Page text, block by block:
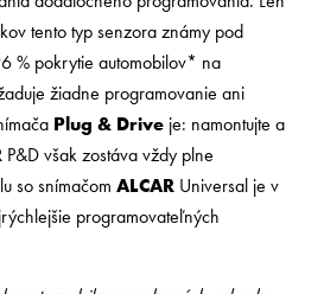
tento typ senzora známy pod
% pokrytie automobilov* na
žiadne programovanie ani
Plug & Drive je: namontujte a
P&D však zostáva vždy plne
so snímačom ALCAR Universal je v
programovateľných